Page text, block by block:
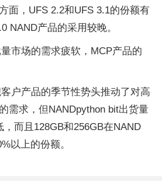
面，UFS 2.2和UFS 3.1的份额有
NAND产品的采用较晚。
市场的需求疲软，MCP产品的
户产品的季节性势头推动了对高
需求，但NANDpython bit出货量
而且128GB和256GB在NAND
以上的份额。